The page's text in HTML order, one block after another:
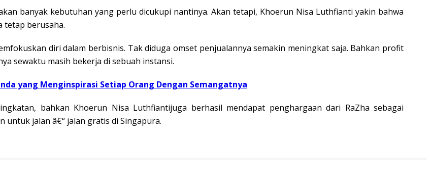
banyak kebutuhan yang perlu dicukupi nantinya. Akan tetapi, Khoerun Nisa Luthfianti yakin bahwa
tetap berusaha.
diri dalam berbisnis. Tak diduga omset penjualannya semakin meningkat saja. Bahkan profit
sewaktu masih bekerja di sebuah instansi.
yang Menginspirasi Setiap Orang Dengan Semangatnya
bahkan Khoerun Nisa Luthfiantijuga berhasil mendapat penghargaan dari RaZha sebagai
jalan â€“ jalan gratis di Singapura.